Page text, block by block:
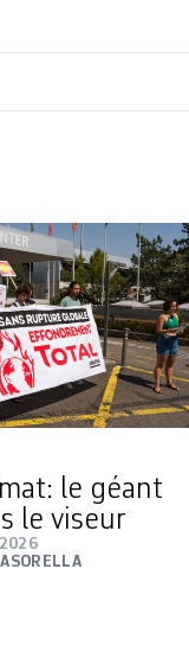
le géant
le viseur